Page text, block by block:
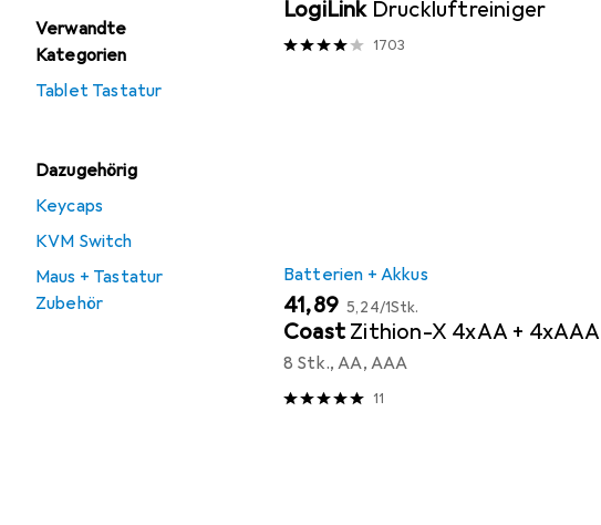
Verwandte
Kategorien
Tablet Tastatur
Dazugehörig
Keycaps
KVM Switch
Maus + Tastatur
Zubehör
LogiLink Druckluftreiniger
1703
Batterien + Akkus
EUR
41,89 EUR
5,24/1Stk.
Coast Zithion-X 4xAA + 4xAAA
8 Stk., AA, AAA
11